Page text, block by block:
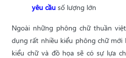
yêu cầu số lượng lớn
Ngoài những phông chữ thuần
dụng rất nhiều kiểu phông chữ mới
kiểu chữ và đồ họa sẽ có sự lựa